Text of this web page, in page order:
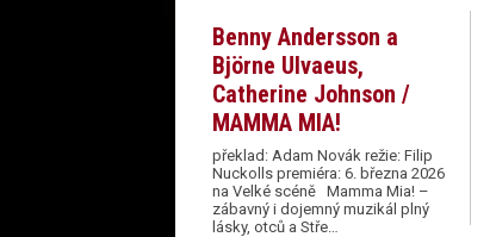
Benny Andersson a
Björne Ulvaeus,
Catherine Johnson /
MAMMA MIA!
překlad: Adam Novák režie: Filip
Nuckolls premiéra: 6. března 2026
na Velké scéně Mamma Mia! –
zábavný i dojemný muzikál plný
lásky, otců a Stře…